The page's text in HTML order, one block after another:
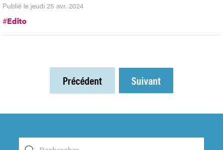
Publié le jeudi 25 avr. 2024
#Edito
Précédent Suivant